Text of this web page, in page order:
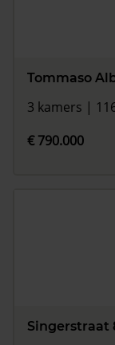
Tommaso
3 kamers |
€ 790.000
Singerstraat